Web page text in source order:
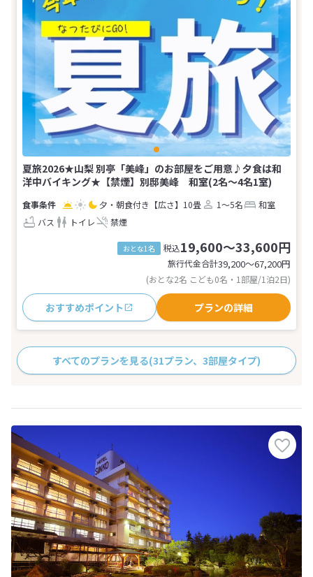
夏旅2026★山梨 別亭「美峰」のお部屋をご用意♪夕食は和
洋中バイキング★【禁煙】別邸美峰 和室(2名～4名1室)
夕・朝食付き 【広さ】10畳 1～5名
和室
バス
トイレ 禁煙
おとな1名 税込19,600～33,600円
旅行代金合計39,200〜67,200円
(おとな2名 こども0名・1部屋/1泊2日)
おすすめポイント プランの詳細
すべてのプランを見る(31プラン、3部屋タイプ)